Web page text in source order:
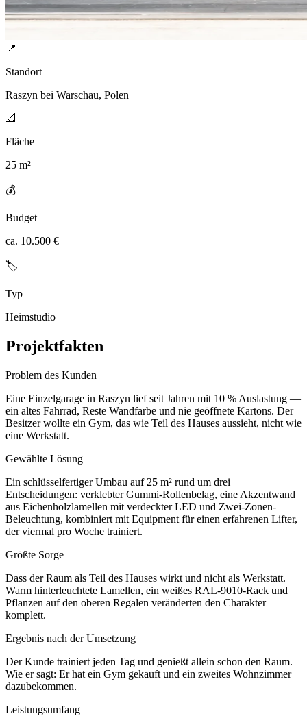
📍
Standort
Raszyn bei Warschau, Polen
📐
Fläche
25 m²
💰
Budget
ca. 10.500 €
🏷️
Typ
Heimstudio
Projektfakten
Problem des Kunden
Eine Einzelgarage in Raszyn lief seit Jahren mit 10 % Auslastung —
ein altes Fahrrad, Reste Wandfarbe und nie geöffnete Kartons. Der
Besitzer wollte ein Gym, das wie Teil des Hauses aussieht, nicht wie
eine Werkstatt.
Gewählte Lösung
Ein schlüsselfertiger Umbau auf 25 m² rund um drei
Entscheidungen: verklebter Gummi-Rollenbelag, eine Akzentwand
aus Eichenholzlamellen mit verdeckter LED und Zwei-Zonen-
Beleuchtung, kombiniert mit Equipment für einen erfahrenen Lifter,
der viermal pro Woche trainiert.
Größte Sorge
Dass der Raum als Teil des Hauses wirkt und nicht als Werkstatt.
Warm hinterleuchtete Lamellen, ein weißes RAL-9010-Rack und
Pflanzen auf den oberen Regalen veränderten den Charakter
komplett.
Ergebnis nach der Umsetzung
Der Kunde trainiert jeden Tag und genießt allein schon den Raum.
Wie er sagt: Er hat ein Gym gekauft und ein zweites Wohnzimmer
dazubekommen.
Leistungsumfang